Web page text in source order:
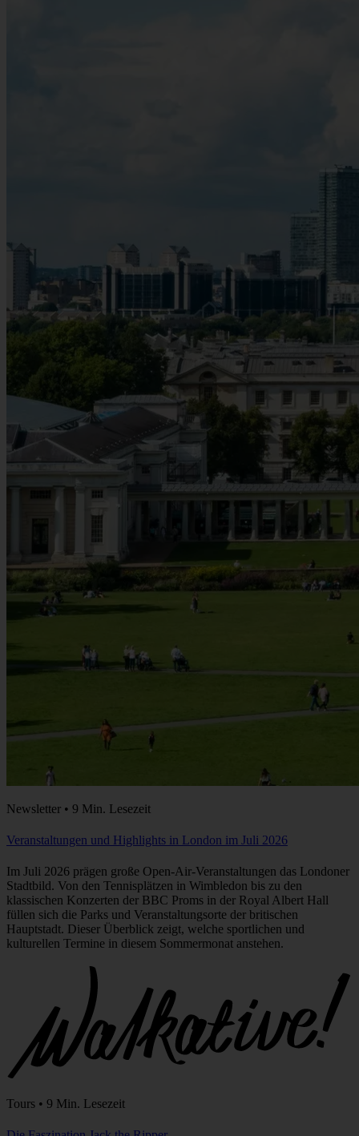
Newsletter • 9 Min. Lesezeit
Veranstaltungen und Highlights in London im Juli 2026
Im Juli 2026 prägen große Open-Air-Veranstaltungen das Londoner
Stadtbild. Von den Tennisplätzen in Wimbledon bis zu den
klassischen Konzerten der BBC Proms in der Royal Albert Hall
füllen sich die Parks und Veranstaltungsorte der britischen
Hauptstadt. Dieser Überblick zeigt, welche sportlichen und
kulturellen Termine in diesem Sommermonat anstehen.
Tours • 9 Min. Lesezeit